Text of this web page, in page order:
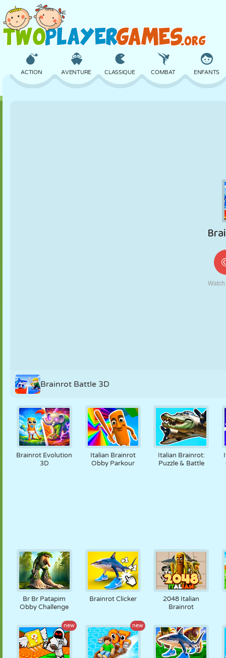
ACTION AVENTURE CLASSIQUE COMBAT ENFANTS
ROBOT
Brainrot Battle 3D
Brainrot Evolution
3D
Italian Brainrot
Obby Parkour
Italian Brainrot:
Puzzle & Battle
Br Br Patapim
Obby Challenge
Brainrot Clicker
2048 Italian
Brainrot
new new